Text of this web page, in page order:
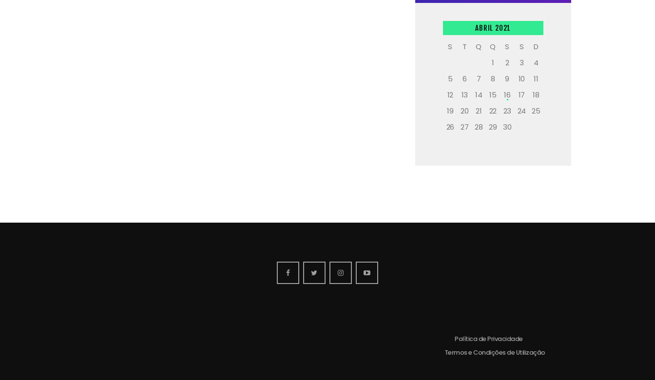
ABRIL 2021
S T Q Q S S
D
1
2 3
4
5
6 7 8 9 10
11
12
13 14 15 16 17
18
19
20 21 22 23 24
25
26
27 28 29 30
Política de Privacidade
Termos e Condições de Utilização